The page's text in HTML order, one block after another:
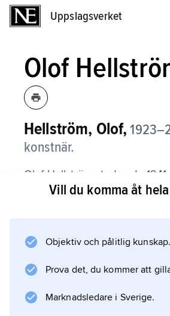
Uppslagsverket
Olof
Hellström, Olof,
konstnär.
Olof Hellström studerade
Konstfackskolan och 1949–51
mellan figurativt och abstrakt
dominerade existentiella
Vill du komma åt
Objektiv och pålitlig kunskap.
Prova det, du kommer att
Marknadsledare i Sverige.